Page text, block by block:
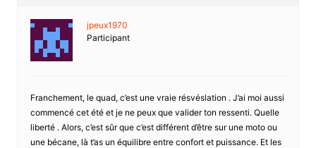
jpeux1970
Participant
Franchement, le quad, c’est une vraie résvéslation . J’ai moi aussi
commencé cet été et je ne peux que valider ton ressenti. Quelle
liberté . Alors, c’est sûr que c’est différent d’être sur une moto ou
une bécane, là t’as un équilibre entre confort et puissance. Et les